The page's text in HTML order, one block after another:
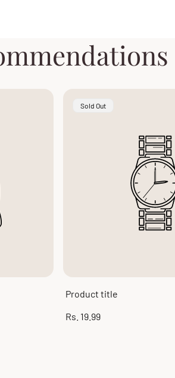
Product
Sold Out
Product title
Regular
Rs. 19.99